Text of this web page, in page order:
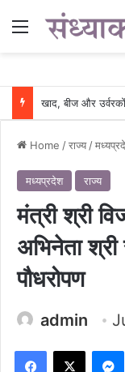
Menu
Home /राज्य /
मध्यप्रदेश राज्य
मंत्री श्री
अभिनेता
पौधरोपण
admin
Facebook
X